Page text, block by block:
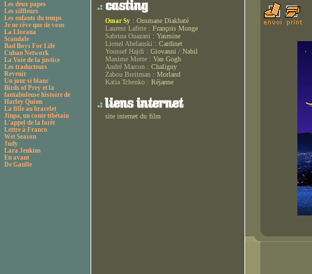
Les deux papes
Les siffleurs
Les enfants du temps
Je ne rêve que de vous
La Llorana
Scandale
Bad Boys For Life
Cuban Network
La Voie de la justice
Les traducteurs
Revenir
Un jour si blanc
Birds of Prey et la
fantabuleuse histoire de
Harley Quinn
La fille au bracelet
Jinpa, un conte tibétain
L'appel de la forêt
Lettre à Franco
Wet Season
Judy
Lara Jenkins
En avant
De Gaulle
Omar Sy : Ousmane Diakhaté
Laurent Lafitte : François Monge
Sabrina Ouazani : Yasmine
Lionel Abelanski : Cardinet
Youssef Hajdi : Giovanni / Nabil
Maxime Motte : Van Gogh
André Marcon : Chaligny
Zabou Breitman : Morland
Katia Tchenko : Réjanne
site internet du film